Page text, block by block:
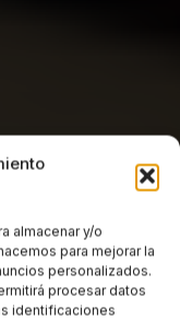
almacenar y/o
para mejorar la
personalizados.
procesar datos
identificaciones